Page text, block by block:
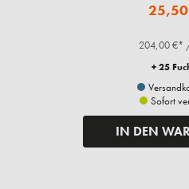
204,00 €*
+ 25
Sofort
IN DEN